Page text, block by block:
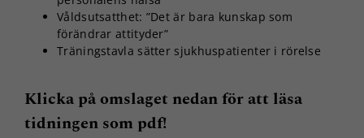
Våldsutsatthet: ”Det är bara kunskap som
förändrar attityder”
Träningstavla sätter sjukhuspatienter i rörelse
Klicka på omslaget nedan för att läsa
tidningen som pdf!